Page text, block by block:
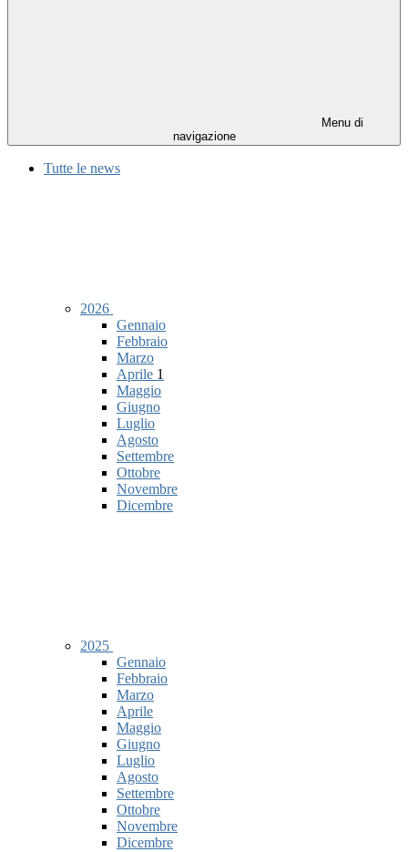
Menu di
navigazione
Tutte le news
2026
Gennaio
Febbraio
Marzo
Aprile 1
Maggio
Giugno
Luglio
Agosto
Settembre
Ottobre
Novembre
Dicembre
2025
Gennaio
Febbraio
Marzo
Aprile
Maggio
Giugno
Luglio
Agosto
Settembre
Ottobre
Novembre
Dicembre